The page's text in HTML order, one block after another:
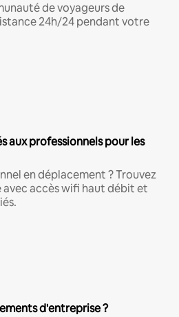
de voyageurs de
24h/24 pendant votre
aux professionnels pour les
en déplacement ? Trouvez
avec accès wifi haut débit et
d'entreprise ?